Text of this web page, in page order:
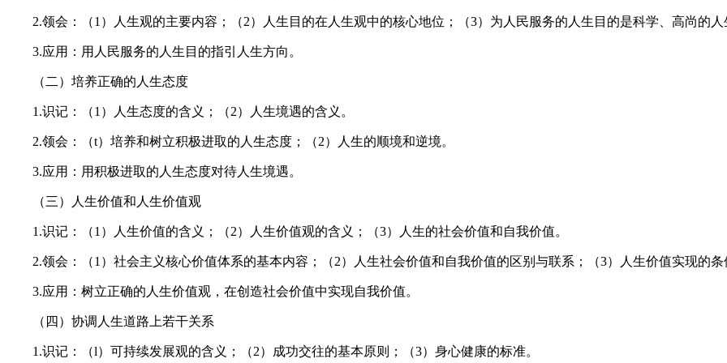
2.领会：（1）人生观的主要内容；（2）人生目的在人生观中的核心地位；（3）为人民服务的人生目的是科学、高尚的人
3.应用：用人民服务的人生目的指引人生方向。
（二）培养正确的人生态度
1.识记：（1）人生态度的含义；（2）人生境遇的含义。
2.领会：（t）培养和树立积极进取的人生态度；（2）人生的顺境和逆境。
3.应用：用积极进取的人生态度对待人生境遇。
（三）人生价值和人生价值观
1.识记：（1）人生价值的含义；（2）人生价值观的含义；（3）人生的社会价值和自我价值。
2.领会：（1）社会主义核心价值体系的基本内容；（2）人生社会价值和自我价值的区别与联系；（3）人生价值实现的条
3.应用：树立正确的人生价值观，在创造社会价值中实现自我价值。
（四）协调人生道路上若干关系
1.识记：（l）可持续发展观的含义；（2）成功交往的基本原则；（3）身心健康的标准。